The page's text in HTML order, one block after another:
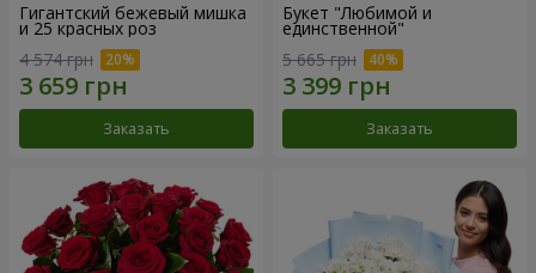
Гигантский бежевый мишка
и 25 красных роз
4 574 грн
Заказать
Букет "Любимой и
единственной"
5 665 грн
Заказать